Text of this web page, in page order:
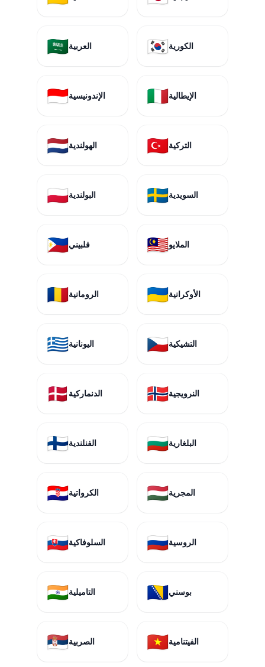
🇸🇦العربية 🇰🇷الكورية
🇮🇩الإندونيسية 🇮🇹الإيطالية
🇳🇱الهولندية 🇹🇷التركية
🇵🇱البولندية 🇸🇪السويدية
🇵🇭فلبيني 🇲🇾الملايو
🇷🇴الرومانية 🇺🇦الأوكرانية
🇬🇷اليونانية 🇨🇿التشيكية
🇩🇰 الدنماركية 🇳🇴النرويجية
🇫🇮الفنلندية 🇧🇬البلغارية
🇭🇷الكرواتية 🇭🇺المجرية
🇸🇰السلوفاكية 🇷🇺الروسية
🇮🇳التاميلية 🇧🇦بوسني
🇷🇸الصربية 🇻🇳الفيتنامية